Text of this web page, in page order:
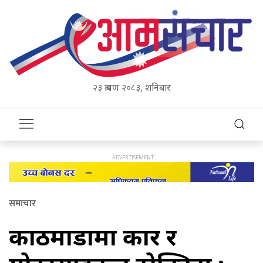
२३ श्रावण २०८३, शनिबार
समाचार
काठमाडौँमा कार र